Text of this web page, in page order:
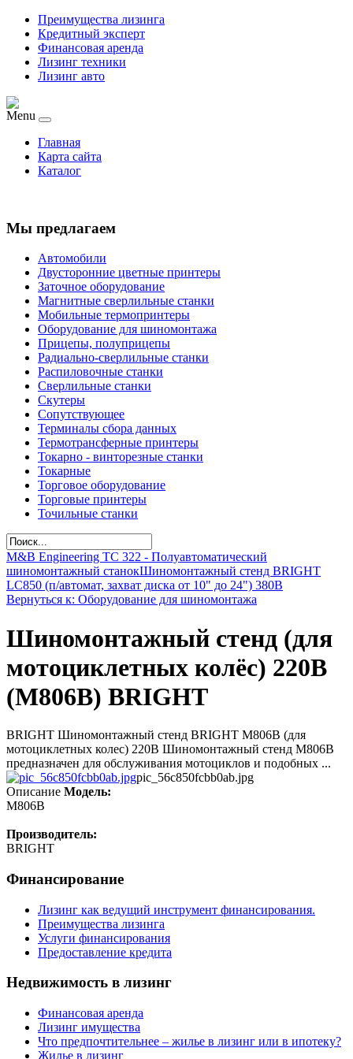
Преимущества лизинга
Кредитный эксперт
Финансовая аренда
Лизинг техники
Лизинг авто
Menu
Главная
Карта сайта
Каталог
Мы предлагаем
Автомобили
Двусторонние цветные принтеры
Заточное оборудование
Магнитные сверлильные станки
Мобильные термопринтеры
Оборудование для шиномонтажа
Прицепы, полуприцепы
Радиально-сверлильные станки
Распиловочные станки
Сверлильные станки
Скутеры
Сопутствующее
Терминалы сбора данных
Термотрансферные принтеры
Токарно - винторезные станки
Токарные
Торговое оборудование
Торговые принтеры
Точильные станки
M&B Engineering TС 322 - Полуавтоматический
шиномонтажный станокШиномонтажный стенд BRIGHT
LC850 (п/автомат, захват диска от 10" до 24") 380В
Вернуться к: Оборудование для шиномонтажа
Шиномонтажный стенд (для
мотоциклетных колёс) 220В
(M806B) BRIGHT
BRIGHT Шиномонтажный стенд BRIGHT M806B (для
мотоциклетных колес) 220В Шиномонтажный стенд M806B
предназначен для обслуживания мотоциклов и подобных ...
pic_56c850fcbb0ab.jpg
Описание Модель:
M806B
Производитель:
BRIGHT
Финансирование
Лизинг как ведущий инструмент финансирования.
Преимущества лизинга
Услуги финансирования
Предоставление кредита
Недвижимость в лизинг
Финансовая аренда
Лизинг имущества
Что предпочтительнее – жилье в лизинг или в ипотеку?
Жилье в лизинг